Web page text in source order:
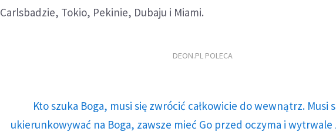
Carlsbadzie, Tokio, Pekinie, Dubaju i Miami.
DEON.PL POLECA
Kto szuka Boga, musi się zwrócić całkowicie do wewnątrz. Musi
ukierunkowywać na Boga, zawsze mieć Go przed oczyma i wytrwale